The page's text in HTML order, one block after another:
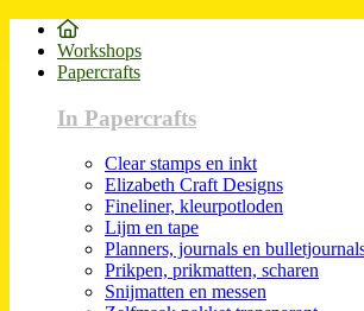
Workshops
Papercrafts
In Papercrafts
Clear stamps en inkt
Elizabeth Craft Designs
Fineliner, kleurpotloden
Lijm en tape
Planners, journals en
Prikpen, prikmatten, scharen
Snijmatten en messen